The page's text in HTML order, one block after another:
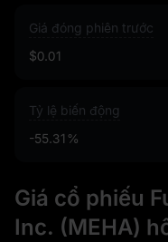
Giá đóng phiên trước
$0.01
Tỷ lệ biến động
-55.31%
Giá cổ phiếu
Inc. (MEHA)